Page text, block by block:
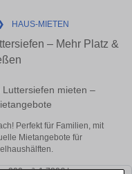
HAUS-MIETEN
– Mehr Platz &
mieten –
Perfekt für Familien, mit
Mietangebote für